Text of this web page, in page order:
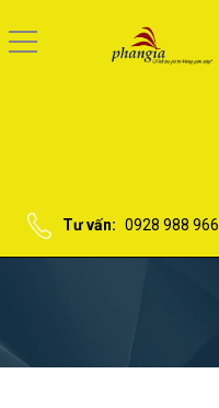
Tư vấn: 0928 988 966